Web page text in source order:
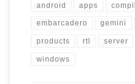
android apps
embarcadero gemini
products rtl server
windows